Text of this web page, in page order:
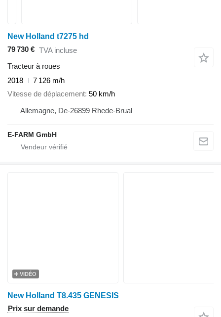
New Holland t7275 hd
79 730 € TVA incluse
Tracteur à roues
2018
7 126 m/h
Vitesse de déplacement 50 km/h
Allemagne, De-26899 Rhede-Brual
E-FARM GmbH
VIDÉO
New Holland T8.435 GENESIS
Prix sur demande